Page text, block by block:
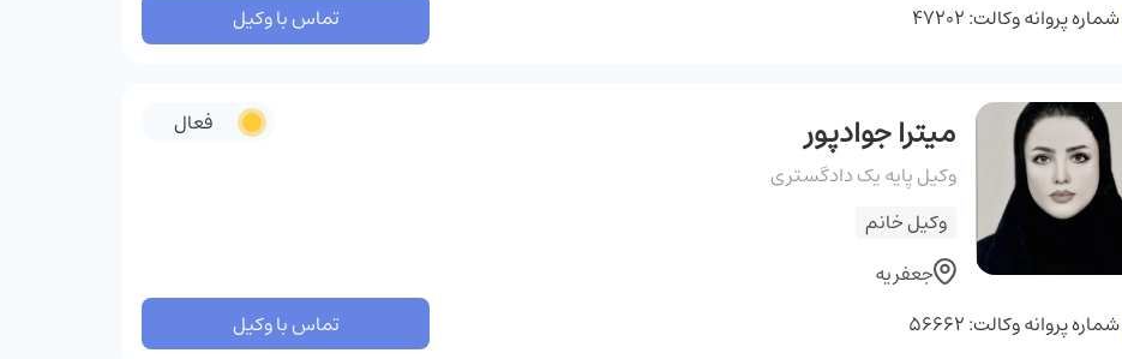
شماره پروانه وکالت: 47202 تماس با وکیل
میترا جوادپور
وکیل پایه یک دادگستری
وکیل خانم
جعفریه
فعال
شماره پروانه وکالت: 56662 تماس با وکیل